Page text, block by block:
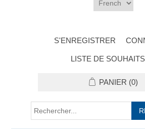
S'ENREGISTRER
LISTE DE SOUHAITS
PANIER (0)